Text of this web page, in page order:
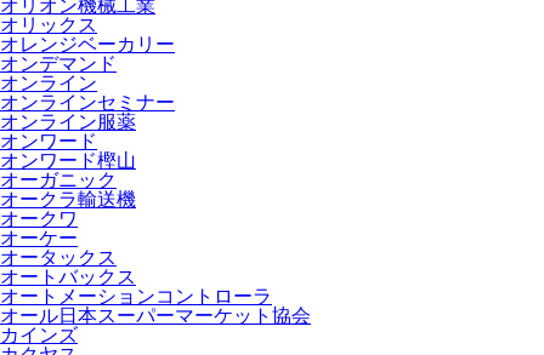
オリオン機械工業
オリックス
オレンジベーカリー
オンデマンド
オンライン
オンラインセミナー
オンライン服薬
オンワード
オンワード樫山
オーガニック
オークラ輸送機
オークワ
オーケー
オータックス
オートバックス
オートメーションコントローラ
オール日本スーパーマーケット協会
カインズ